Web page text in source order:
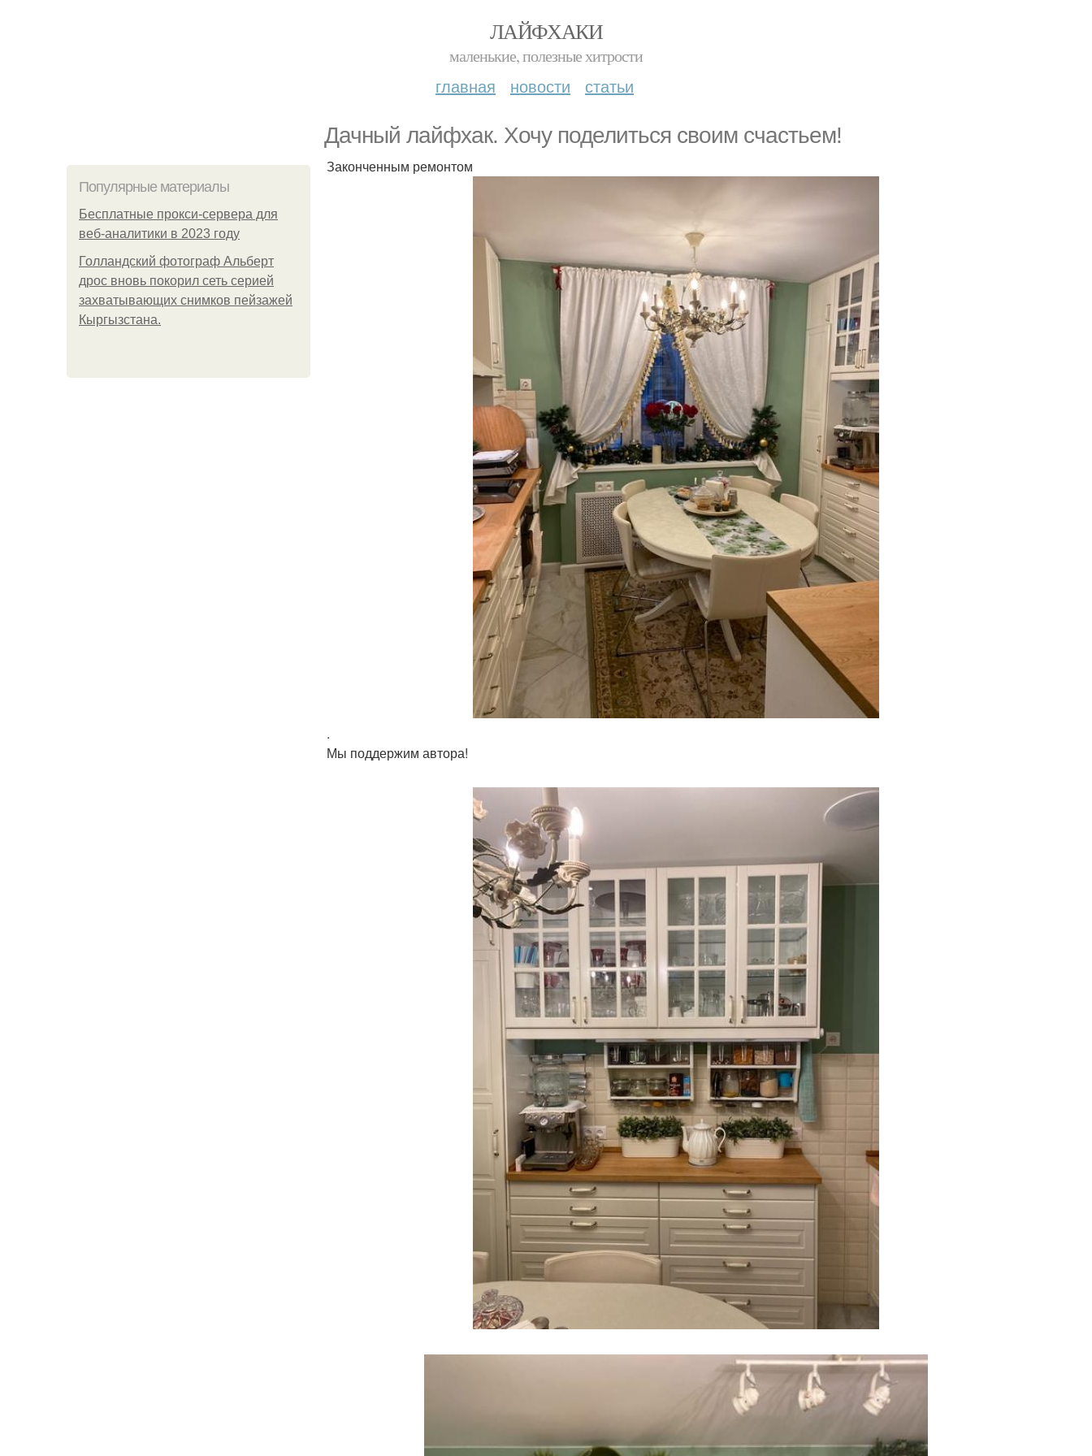
ЛАЙФХАКИ
маленькие, полезные хитрости
главная новости статьи
Дачный лайфхак. Хочу поделиться своим счастьем!
Популярные материалы
Бесплатные прокси-сервера для
веб-аналитики в 2023 году
Голландский фотограф Альберт
дрос вновь покорил сеть серией
захватывающих снимков пейзажей
Кыргызстана.
Законченным ремонтом
.
Мы поддержим автора!